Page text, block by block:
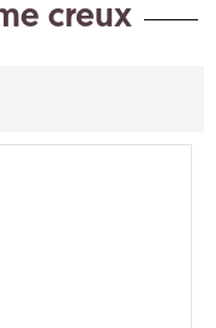
creux